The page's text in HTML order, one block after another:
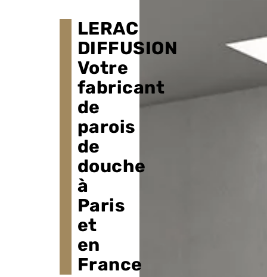
LERAC
DIFFUSION
Votre
fabricant
de
parois
de
douche
à
Paris
et
en
France